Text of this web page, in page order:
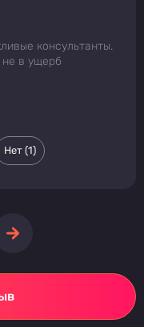
консультанты.
в ущерб
Нет (1)